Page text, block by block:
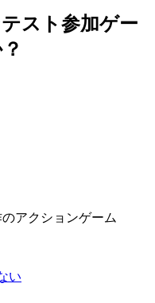
スト参加ゲー
アクションゲーム